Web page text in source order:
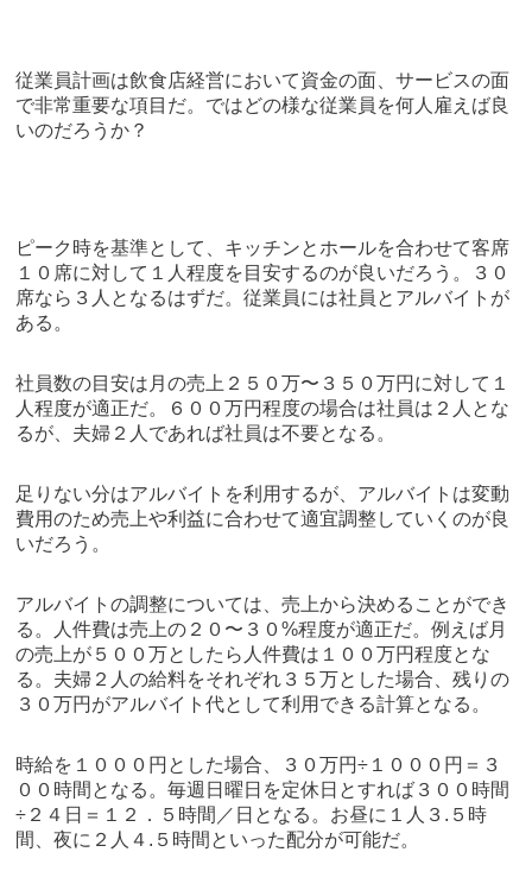
従業員計画は飲食店経営において資金の面、サービスの面
で非常重要な項目だ。ではどの様な従業員を何人雇えば良
いのだろうか？
ピーク時を基準として、キッチンとホールを合わせて客席
１０席に対して１人程度を目安するのが良いだろう。３０
席なら３人となるはずだ。従業員には社員とアルバイトが
ある。
社員数の目安は月の売上２５０万〜３５０万円に対して１
人程度が適正だ。６００万円程度の場合は社員は２人とな
るが、夫婦２人であれば社員は不要となる。
足りない分はアルバイトを利用するが、アルバイトは変動
費用のため売上や利益に合わせて適宜調整していくのが良
いだろう。
アルバイトの調整については、売上から決めることができ
る。人件費は売上の２０〜３０%程度が適正だ。例えば月
の売上が５００万としたら人件費は１００万円程度とな
る。夫婦２人の給料をそれぞれ３５万とした場合、残りの
３０万円がアルバイト代として利用できる計算となる。
時給を１０００円とした場合、３０万円÷１０００円＝３
００時間となる。毎週日曜日を定休日とすれば３００時間
÷２４日＝１２．５時間／日となる。お昼に１人３.５時
間、夜に２人４.５時間といった配分が可能だ。